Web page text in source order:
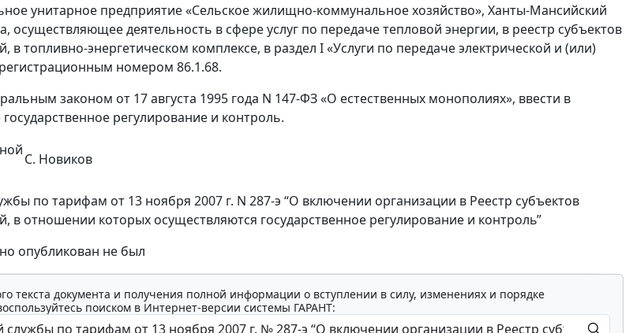
унитарное предприятие «Сельское жилищно-коммунальное хозяйство», Ханты-Мансийский
осуществляющее деятельность в сфере услуг по передаче тепловой энергии, в реестр субъектов
в топливно-энергетическом комплексе, в раздел I «Услуги по передаче электрической и (или)
номером 86.1.68.
законом от 17 августа 1995 года N 147-ФЗ «О естественных монополиях», ввести в
регулирование и контроль.
С. Новиков
по тарифам от 13 ноября 2007 г. N 287-э “О включении организации в Реестр субъектов
в отношении которых осуществляются государственное регулирование и контроль”
опубликован не был
текста документа и получения полной информации о вступлении в силу, изменениях и порядке
поиском в Интернет-версии системы ГАРАНТ: